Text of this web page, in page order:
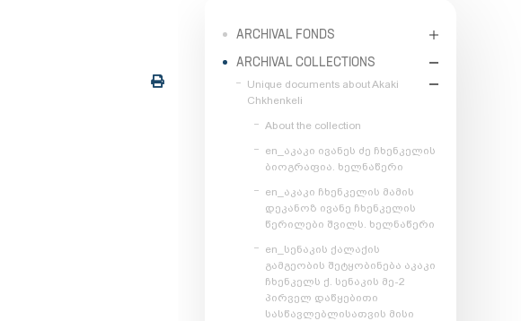
ARCHIVAL FONDS
ARCHIVAL COLLECTIONS
Unique documents about Akaki
Chkhenkeli
About the collection
en_აკაკი ივანეს ძე ჩხენკელის
ბიოგრაფია. ხელნაწერი
en_აკაკი ჩხენკელის მამის
დეკანოზ ივანე ჩხენკელის
წერილები შვილს. ხელნაწერი
en_სენაკის ქალაქის
გამგეობის შეტყობინება აკაკი
ჩხენკელს ქ. სენაკის მე-2
პირველ დაწყებითი
სასწავლებლისათვის მისი